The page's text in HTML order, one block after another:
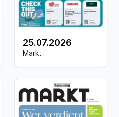
25.07.2026
Markt